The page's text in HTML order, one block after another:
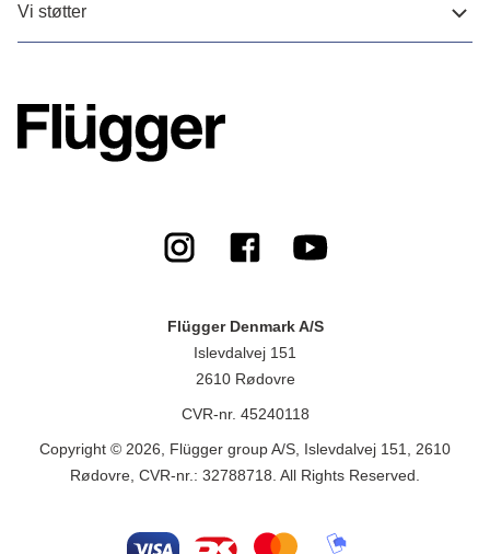
Vi støtter
Flügger Denmark A/S
Islevdalvej 151
2610 Rødovre
CVR-nr. 45240118
Copyright © 2026, Flügger group A/S, Islevdalvej 151, 2610
Rødovre, CVR-nr.: 32788718. All Rights Reserved.